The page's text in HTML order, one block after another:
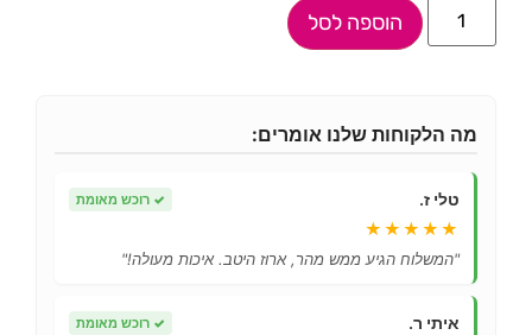
הוספה לסל
מה הלקוחות שלנו אומרים:
טלי ז. ✓ רוכש מאומת
★★★★★
"המשלוח הגיע ממש מהר, ארוז היטב. איכות מעולה!"
איתי ר. ✓ רוכש מאומת